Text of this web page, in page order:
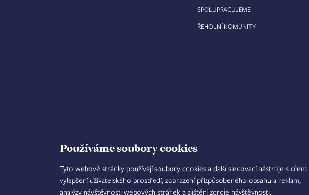
Používáme soubory cookies
Tyto webové stránky používají soubory cookies a další sledovací nástroje s cílem
vylepšení uživatelského prostředí, zobrazení přizpůsobeného obsahu a reklam,
analýzy návštěvnosti webových stránek a zjištění zdroje návštěvnosti.
SPOLUPRACUJEME
ŘEHOLNÍ KOMUNITY
TISKOVÝ MLUVČÍ